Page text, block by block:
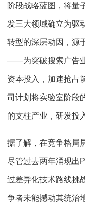
阶段战略蓝图，将量
发三大领域确立为驱
转型的深层动因，源
——为突破搜索广告
资本投入，加速抢占
司计划将实验室阶段
的支柱产业，研发投
据了解，在竞争格局
尽管过去两年涌现出
过差异化技术路线挑
争者未能撼动其统治